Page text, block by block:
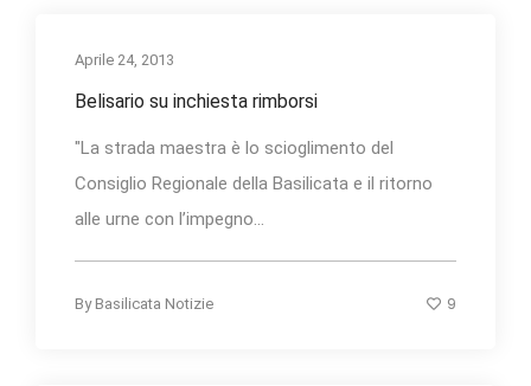
Aprile 24, 2013
Belisario su inchiesta rimborsi
"La strada maestra è lo scioglimento del
Consiglio Regionale della Basilicata e il ritorno
alle urne con l’impegno...
By Basilicata Notizie 9